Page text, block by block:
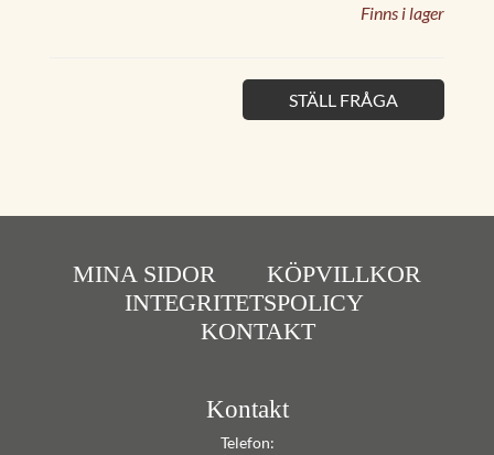
Finns i lager
STÄLL FRÅGA
MINA SIDOR
KÖPVILLKOR
INTEGRITETSPOLICY
KONTAKT
Kontakt
Telefon: